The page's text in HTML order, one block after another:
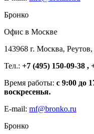
Бронко
Офис в Москве
143968 г. Москва,
Тел.: +7 (495) 150-09-38 ,
Время работы: с 9:00 до
воскресенья.
E-mail: mf@bronko.ru
Бронко